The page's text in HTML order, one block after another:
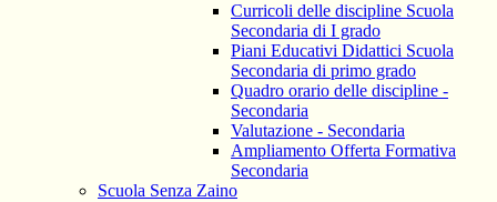
Curricoli delle discipline Scuola
Secondaria di I grado
Piani Educativi Didattici Scuola
Secondaria di primo grado
Quadro orario delle discipline -
Secondaria
Valutazione - Secondaria
Ampliamento Offerta Formativa
Secondaria
Scuola Senza Zaino